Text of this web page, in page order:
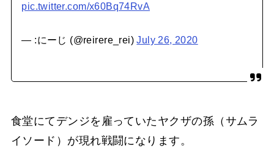
pic.twitter.com/x60Bq74RvA
— :にーじ (@reirere_rei)July 26, 2020
食堂にてデンジを雇っていたヤクザの孫（サムラ
イソード）が現れ戦闘になります。